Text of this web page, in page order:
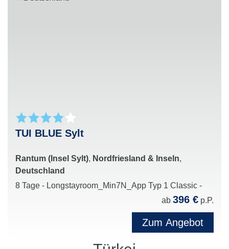
TUI BLUE Sylt
Rantum (Insel Sylt), Nordfriesland & Inseln,
Deutschland
8 Tage - Longstayroom_Min7N_App Typ 1 Classic -
ab 396 € p.P.
Zum Angebot